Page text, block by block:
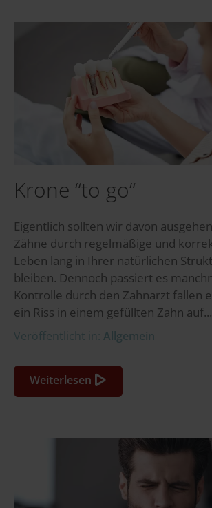
Krone “to go“
Eigentlich sollten wir davon
Zähne durch regelmäßige und
Leben lang in Ihrer natürlichen
bleiben. Dennoch passiert es
Kontrolle durch den Zahnarzt fallen
ein Riss in einem gefüllten Zahn
Veröffentlicht in: Allgemein
Weiterlesen